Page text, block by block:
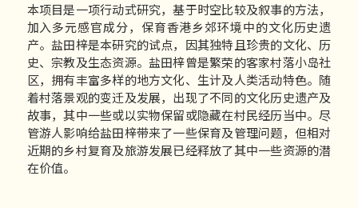
本项目是一项行动式研究，基于时空比较及叙事的方法，
加入多元感官成分，保育香港乡郊环境中的文化历史遗
产。盐田梓是本研究的试点，因其独特且珍贵的文化、历
史、宗教及生态资源。盐田梓曾是繁荣的客家村落小岛社
区，拥有丰富多样的地方文化、生计及人类活动特色。随
着村落景观的变迁及发展，出现了不同的文化历史遗产及
故事，其中一些或以实物保留或隐藏在村民经历当中。尽
管游人影响给盐田梓带来了一些保育及管理问题，但相对
近期的乡村复育及旅游发展已经释放了其中一些资源的潜
在价值。